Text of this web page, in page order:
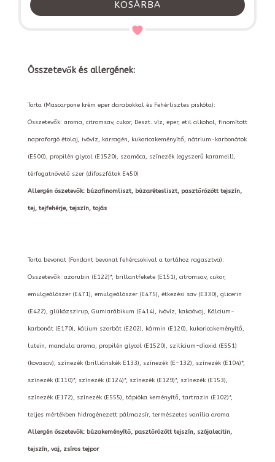
KOSÁRBA
Összetevők és allergének:
Torta (Mascarpone krém eper darabokkal és Fehérlisztes piskóta):
Összetevők: aroma, citromsav, cukor, Deszt. víz, eper, etil alkohol, finomított
napraforgó étolaj, ivóvíz, karragén, kukoricakeményítő, nátrium-karbonátok
(E500), propilén glycol (E1520), szamóca, színezék (egyszerű karamell),
térfogatnövelő szer (difoszfátok E450)
Allergén öszetevők: búzafinomliszt, búzarétesliszt, pasztőrözött tejszín,
tej, tejfehérje, tejszín, tojás
Torta bevonat (Fondant bevonat fehércsokival a tortához ragasztva):
Összetevők: azorubin (E122)*, brillantfekete (E151), citromsav, cukor,
emulgeálószer (E471), emulgeálószer (E475), étkezési sav (E330), glicerin
(E422), glükózszirup, Gumiarábikum (E414), ivóvíz, kakaóvaj, Kálcium-
karbonát (E170), kálium szorbát (E202), kármin (E120), kukoricakeményítő,
lutein, mandula aroma, propilén glycol (E1520), szilícium-dioxid (E551)
(kovasav), színezék (brilliánskék E133), színezék (E-132), színezék (E104)*,
színezék (E110)*, színezék (E124)*, színezék (E129)*, színezék (E153),
színezék (E172), színezék (E555), tápióka keményítő, tartrazin (E102)*,
teljes mértékben hidrogénezett pálmazsír, természetes vanília aroma
Allergén öszetevők: búzakeményítő, pasztőrözött tejszín, szójalecitin,
tejszín, vaj, zsíros tejpor